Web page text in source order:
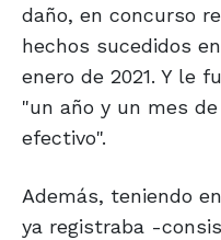
daño, en concurso
hechos sucedidos
enero de 2021. Y le
"un año y un mes
efectivo".
Además, teniendo
ya registraba -